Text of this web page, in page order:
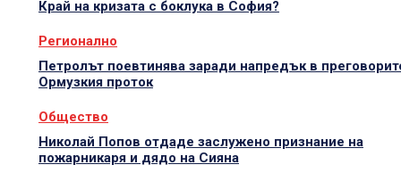
Край на кризата с боклука в София?
Регионално
Петролът поевтинява заради напредък в
Ормузкия проток
Общество
Николай Попов отдаде заслужено признание на
пожарникаря и дядо на Сияна